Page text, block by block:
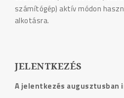
számítógép) aktív módon
alkotásra.
JELENTKEZÉS
A jelentkezés augusztusban